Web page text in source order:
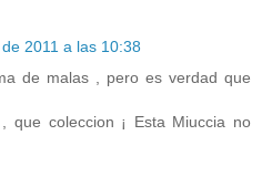
2011 a las 10:38
de malas , pero es verdad que
que coleccion ¡ Esta Miuccia no